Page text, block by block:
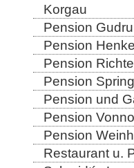
Korgau
Pension
Pension
Pension
Pension
Pension und
Pension
Pension
Restaurant u.